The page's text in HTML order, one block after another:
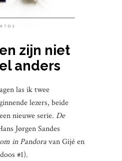
zijn niet
anders
las ik twee
lezers, beide
nieuwe serie. De
Jørgen Sandes
in Pandoravan Gijé en
#1).